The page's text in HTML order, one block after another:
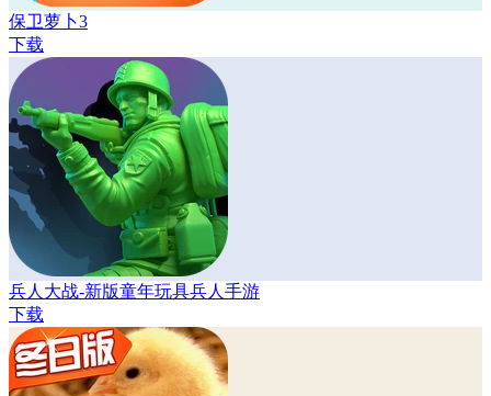
保卫萝卜3
下载
兵人大战-新版童年玩具兵人手游
下载